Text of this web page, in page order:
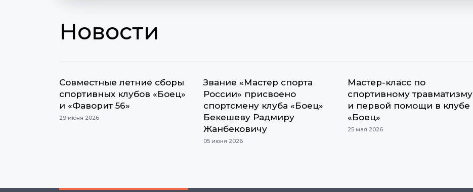
Новости
Cовместные летние сборы
спортивных клубов «Боец»
и «Фаворит 56»
29 июня 2026
Звание «Мастер спорта
России» присвоено
спортсмену клуба «Боец»
Бекешеву Радмиру
Жанбековичу
05 июня 2026
Мастер-класс по
спортивному травматизму
и первой помощи в клубе
«Боец»
25 мая 2026